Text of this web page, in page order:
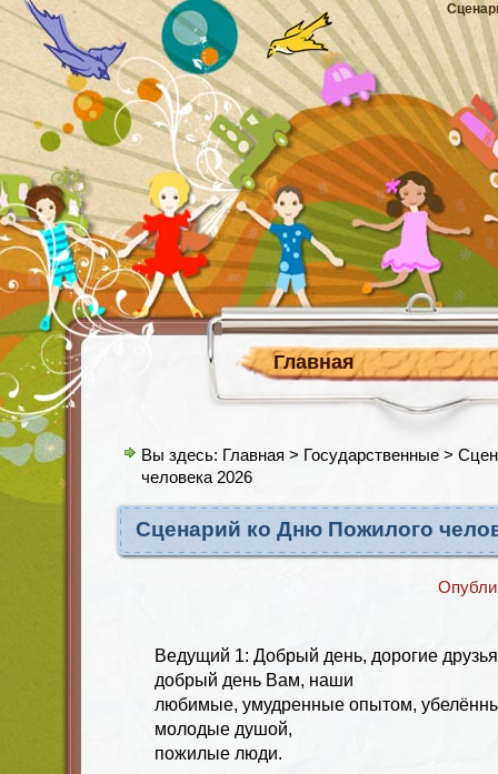
Главная
Вы здесь: Главная > Государственные >
человека 2026
Сценарий ко Дню Пожилого
Ведущий 1: Добрый день, дорогие
добрый день Вам, наши
любимые, умудренные опытом,
молодые душой,
пожилые люди.